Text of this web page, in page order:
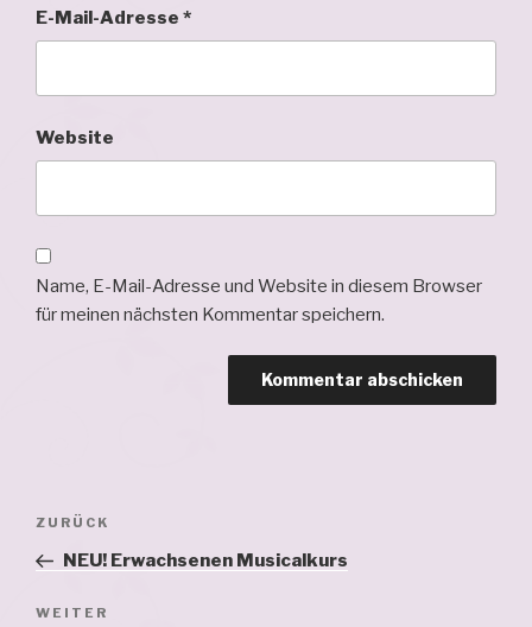
E-Mail-Adresse *
Website
Name, E-Mail-Adresse und Website in diesem Browser
für meinen nächsten Kommentar speichern.
Beitragsnavigation
Vorheriger
Beitrag
ZURÜCK
NEU! Erwachsenen Musicalkurs
Nächster
WEITER